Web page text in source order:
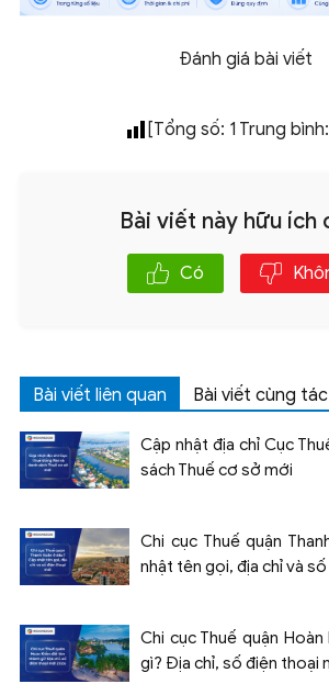
Đánh giá bài viết
[Tổng số: 1 Trung bình:
Bài viết này hữu ích
Có
Bài viết liên quan Bài viết cùng
Cập nhật địa chỉ Cục
sách Thuế cơ sở mới
Chi cục Thuế quận
nhật tên gọi, địa chỉ và
Chi cục Thuế quận
gì? Địa chỉ, số điện thoại